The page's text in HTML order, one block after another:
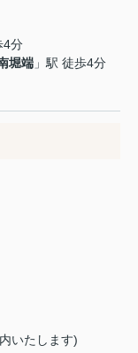
4分
堀端 」駅 徒歩4分
いたします)